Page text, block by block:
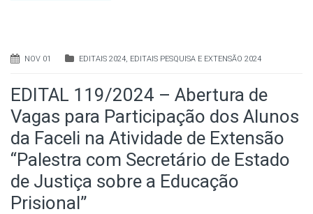
NOV 01 EDITAIS 2024, EDITAIS PESQUISA E EXTENSÃO 2024
EDITAL 119/2024 – Abertura de
Vagas para Participação dos Alunos
da Faceli na Atividade de Extensão
“Palestra com Secretário de Estado
de Justiça sobre a Educação
Prisional”